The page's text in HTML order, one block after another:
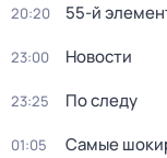
20:20 55-й
23:00 Новости
23:25 По следу
01:05 Самые